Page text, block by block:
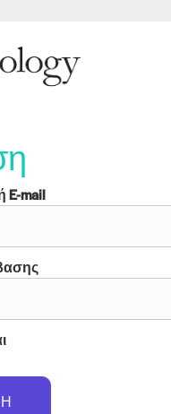
E-mail